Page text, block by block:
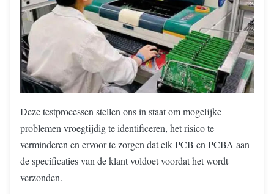
Deze testprocessen stellen ons in staat om mogelijke
problemen vroegtijdig te identificeren, het risico te
verminderen en ervoor te zorgen dat elk PCB en PCBA aan
de specificaties van de klant voldoet voordat het wordt
verzonden.